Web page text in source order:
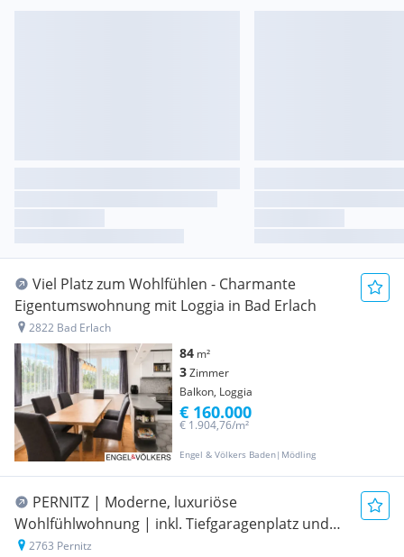
Viel Platz zum Wohlfühlen - Charmante
Eigentumswohnung mit Loggia in Bad Erlach
2822 Bad Erlach
84 m²
3Zimmer
Balkon, Loggia
Engel & Völkers Baden|Mödling
€ 1.904,76/m²
€ 160.000
PERNITZ | Moderne, luxuriöse
Wohlfühlwohnung | inkl. Tiefgaragenplatz und
moderner Möblierung | ZELLMANN IMMOBILIEN
2763 Pernitz